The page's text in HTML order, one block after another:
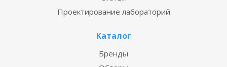
Проектирование лабораторий
Каталог
Бренды